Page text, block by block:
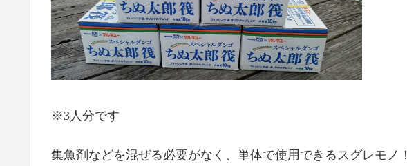
※3人分です
集魚剤などを混ぜる必要がなく、単体で使用できるスグレモノ！